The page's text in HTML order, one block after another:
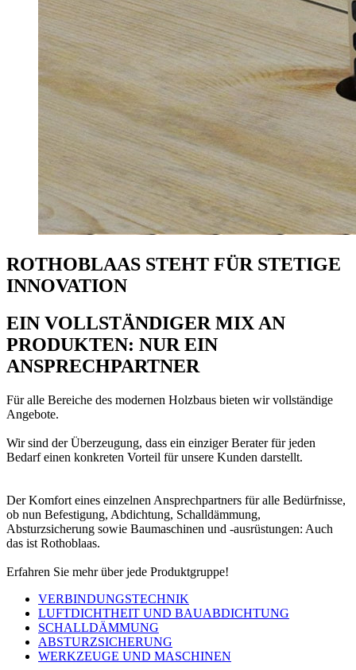
ROTHOBLAAS STEHT FÜR STETIGE
INNOVATION
EIN VOLLSTÄNDIGER MIX AN
PRODUKTEN: NUR EIN
ANSPRECHPARTNER
Für alle Bereiche des modernen Holzbaus bieten wir vollständige
Angebote.
Wir sind der Überzeugung, dass ein einziger Berater für jeden
Bedarf einen konkreten Vorteil für unsere Kunden darstellt.
Der Komfort eines einzelnen Ansprechpartners für alle Bedürfnisse,
ob nun Befestigung, Abdichtung, Schalldämmung,
Absturzsicherung sowie Baumaschinen und -ausrüstungen: Auch
das ist Rothoblaas.
Erfahren Sie mehr über jede Produktgruppe!
VERBINDUNGSTECHNIK
LUFTDICHTHEIT UND BAUABDICHTUNG
SCHALLDÄMMUNG
ABSTURZSICHERUNG
WERKZEUGE UND MASCHINEN